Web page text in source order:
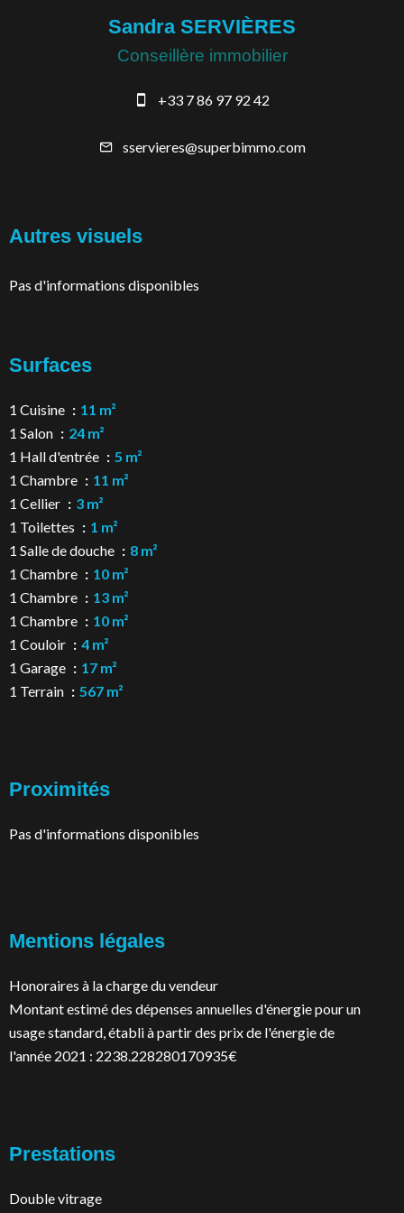
Sandra SERVIÈRES
Conseillère immobilier
+33 7 86 97 92 42
sservieres@superbimmo.com
Autres visuels
Pas d'informations disponibles
Surfaces
1 Cuisine
11 m²
1 Salon
24 m²
1 Hall d'entrée
5 m²
1 Chambre
11 m²
1 Cellier
3 m²
1 Toilettes
1 m²
1 Salle de douche
8 m²
1 Chambre
10 m²
1 Chambre
13 m²
1 Chambre
10 m²
1 Couloir
4 m²
1 Garage
17 m²
1 Terrain
567 m²
Proximités
Pas d'informations disponibles
Mentions légales
Honoraires à la charge du vendeur
Montant estimé des dépenses annuelles d'énergie pour un
usage standard, établi à partir des prix de l'énergie de
l'année 2021 : 2238.228280170935€
Prestations
Double vitrage